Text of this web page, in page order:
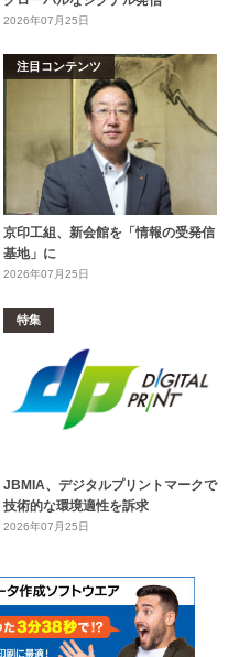
2026年07月25日
注目コンテンツ
京印工組、新会館を「情報の受発信
基地」に
2026年07月25日
特集
JBMIA、デジタルプリントマークで
技術的な環境適性を訴求
2026年07月25日